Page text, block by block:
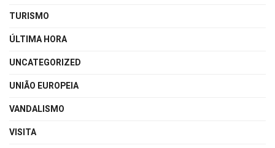
TURISMO
ÚLTIMA HORA
UNCATEGORIZED
UNIÃO EUROPEIA
VANDALISMO
VISITA